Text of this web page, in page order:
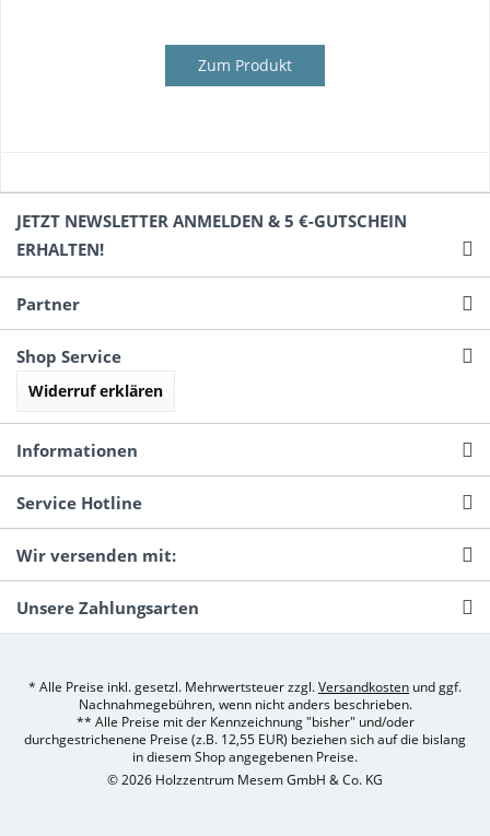
Zum Produkt
JETZT NEWSLETTER ANMELDEN & 5 €-GUTSCHEIN
ERHALTEN!
Partner
Shop Service
Widerruf erklären
Informationen
Service Hotline
Wir versenden mit:
Unsere Zahlungsarten
* Alle Preise inkl. gesetzl. Mehrwertsteuer zzgl.Versandkosten und ggf.
Nachnahmegebühren, wenn nicht anders beschrieben.
** Alle Preise mit der Kennzeichnung "bisher" und/oder
durchgestrichenene Preise (z.B. 12,55 EUR) beziehen sich auf die bislang
in diesem Shop angegebenen Preise.
© 2026 Holzzentrum Mesem GmbH & Co. KG